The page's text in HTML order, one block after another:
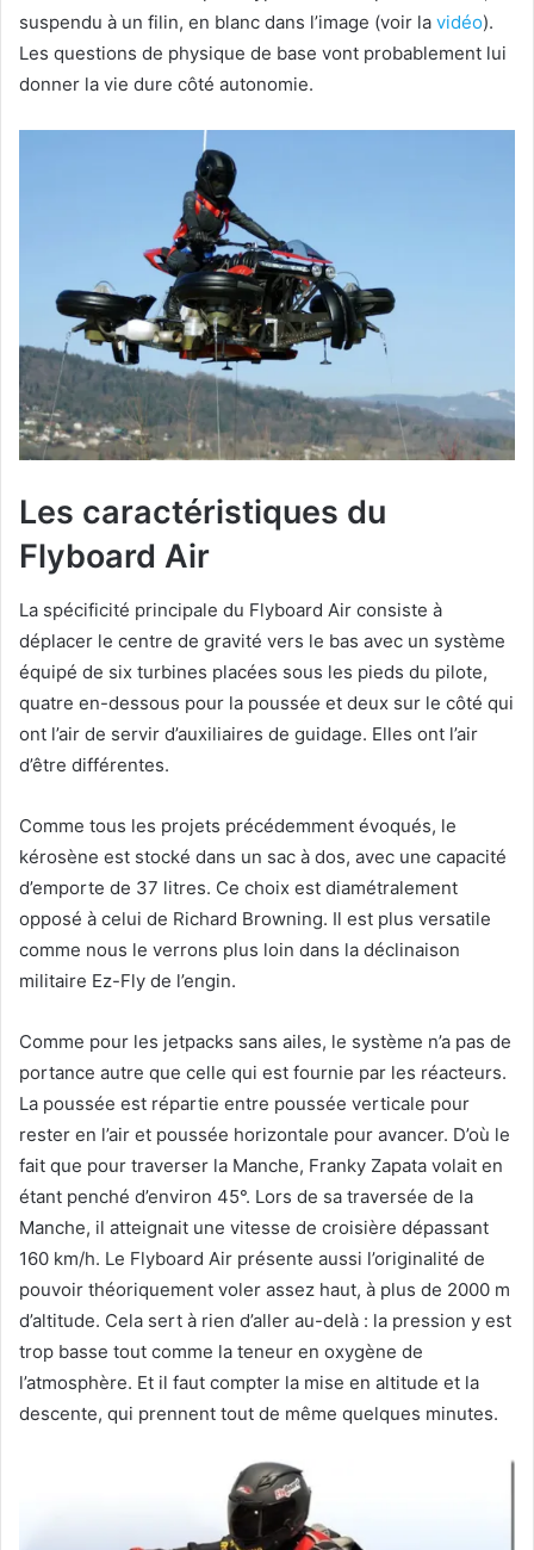
suspendu à un filin, en blanc dans l’image (voir la vidéo).
Les questions de physique de base vont probablement lui
donner la vie dure côté autonomie.
Les caractéristiques du
Flyboard Air
La spécificité principale du Flyboard Air consiste à
déplacer le centre de gravité vers le bas avec un système
équipé de six turbines placées sous les pieds du pilote,
quatre en-dessous pour la poussée et deux sur le côté qui
ont l’air de servir d’auxiliaires de guidage. Elles ont l’air
d’être différentes.
Comme tous les projets précédemment évoqués, le
kérosène est stocké dans un sac à dos, avec une capacité
d’emporte de 37 litres. Ce choix est diamétralement
opposé à celui de Richard Browning. Il est plus versatile
comme nous le verrons plus loin dans la déclinaison
militaire Ez-Fly de l’engin.
Comme pour les jetpacks sans ailes, le système n’a pas de
portance autre que celle qui est fournie par les réacteurs.
La poussée est répartie entre poussée verticale pour
rester en l’air et poussée horizontale pour avancer. D’où le
fait que pour traverser la Manche, Franky Zapata volait en
étant penché d’environ 45°. Lors de sa traversée de la
Manche, il atteignait une vitesse de croisière dépassant
160 km/h. Le Flyboard Air présente aussi l’originalité de
pouvoir théoriquement voler assez haut, à plus de 2000 m
d’altitude. Cela sert à rien d’aller au-delà : la pression y est
trop basse tout comme la teneur en oxygène de
l’atmosphère. Et il faut compter la mise en altitude et la
descente, qui prennent tout de même quelques minutes.